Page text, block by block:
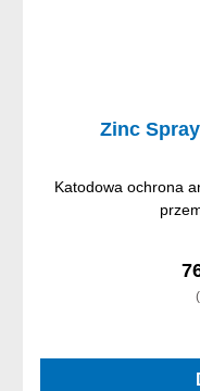
Zinc
Katodowa ochrona